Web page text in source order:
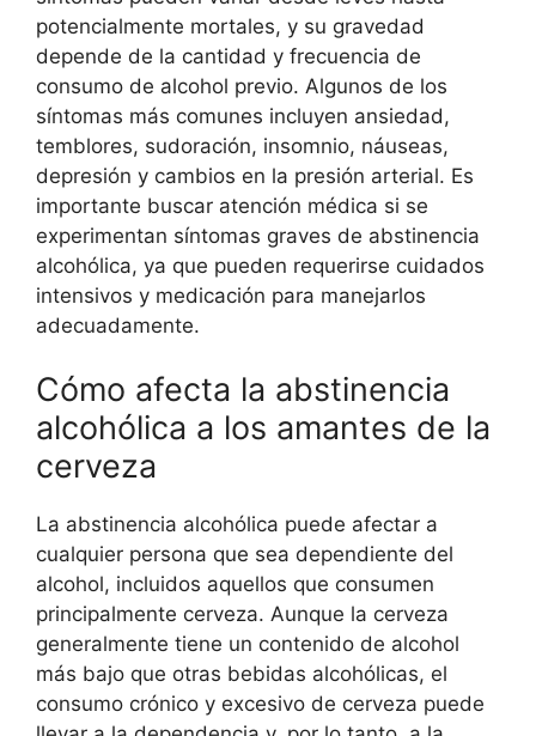
potencialmente mortales, y su gravedad
depende de la cantidad y frecuencia de
consumo de alcohol previo. Algunos de los
síntomas más comunes incluyen ansiedad,
temblores, sudoración, insomnio, náuseas,
depresión y cambios en la presión arterial. Es
importante buscar atención médica si se
experimentan síntomas graves de abstinencia
alcohólica, ya que pueden requerirse cuidados
intensivos y medicación para manejarlos
adecuadamente.
Cómo afecta la abstinencia
alcohólica a los amantes de la
cerveza
La abstinencia alcohólica puede afectar a
cualquier persona que sea dependiente del
alcohol, incluidos aquellos que consumen
principalmente cerveza. Aunque la cerveza
generalmente tiene un contenido de alcohol
más bajo que otras bebidas alcohólicas, el
consumo crónico y excesivo de cerveza puede